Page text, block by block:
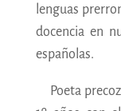
lenguas
docencia en
españolas.
Poeta